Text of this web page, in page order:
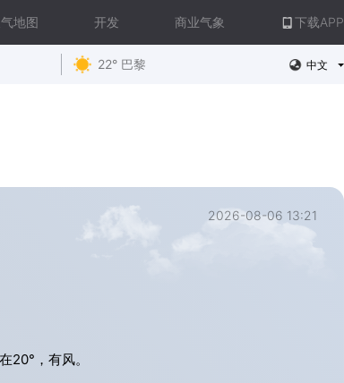
地图 开发 商业气象 下载APP
22° 巴黎 中文
2026-08-06 13:21
20°，有风。